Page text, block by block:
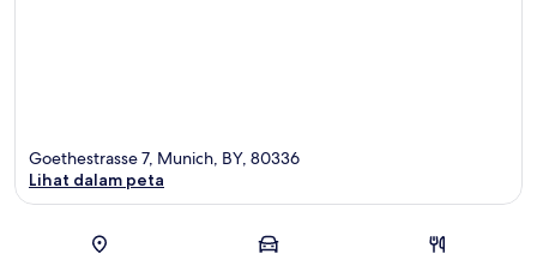
Goethestrasse 7, Munich, BY, 80336
Lihat dalam peta